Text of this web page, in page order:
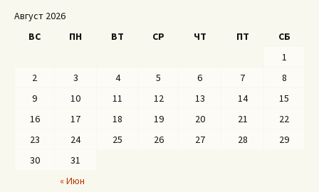
Август 2026
ВС
ПН ВТ СР ЧТ ПТ
СБ
1
2
3 4 5 6 7
8
9
10 11 12 13 14
15
16
17 18 19 20 21
22
23
24 25 26 27 28
29
30
31
« Июн